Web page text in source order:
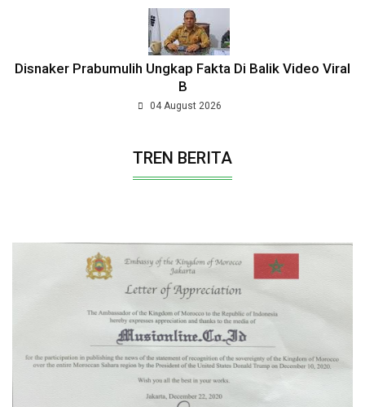
Disnaker Prabumulih Ungkap Fakta Di Balik Video Viral
B
04 August 2026
TREN BERITA